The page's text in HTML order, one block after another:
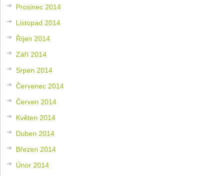
Prosinec 2014
Listopad 2014
Říjen 2014
Září 2014
Srpen 2014
Červenec 2014
Červen 2014
Květen 2014
Duben 2014
Březen 2014
Únor 2014